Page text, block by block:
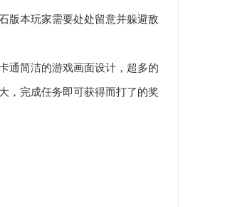
本玩家需要处处留意并躲避敌
简洁的游戏画面设计，超多的
，完成任务即可获得而打了的奖